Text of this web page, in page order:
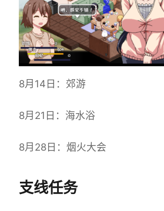
8月14日：郊游
8月21日：海水浴
8月28日：烟火大会
支线任务